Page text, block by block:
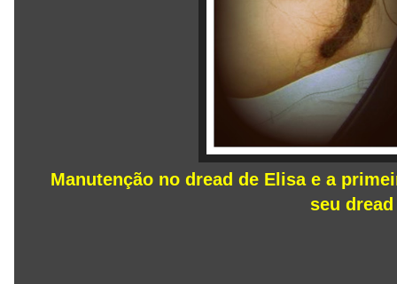
Manutenção no dread de Elisa e a
seu